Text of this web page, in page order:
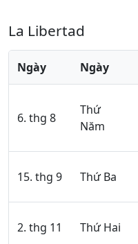
La Libertad
Ngày Ngày
6. thg 8
Thứ
Năm
15. thg 9 Thứ Ba
2. thg 11 Thứ Hai